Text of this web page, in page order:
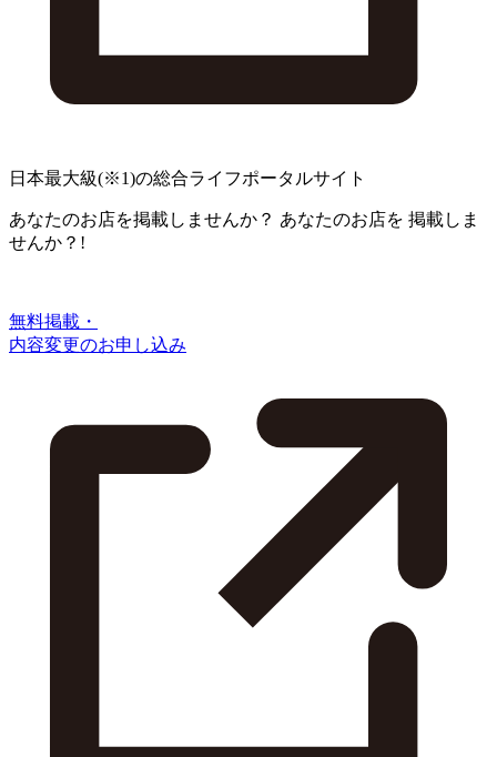
日本最大級(※1)の総合ライフポータルサイト
あなたのお店を掲載しませんか？ あなたのお店を 掲載しま
せんか？!
無料掲載・
内容変更のお申し込み